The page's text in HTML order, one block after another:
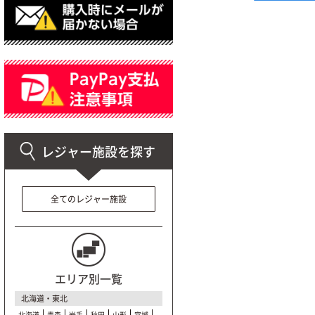
全てのレジャー施設
エリア別一覧
北海道・東北